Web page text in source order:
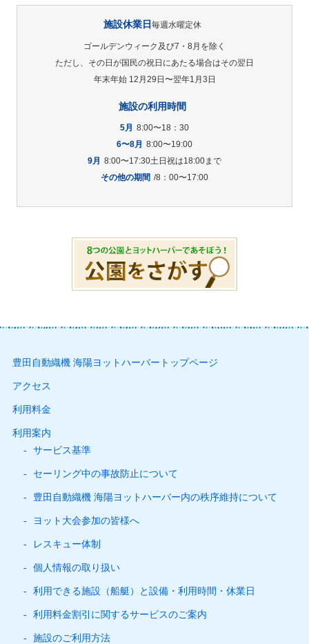
施設休業日毎週水曜定休
ゴールデンウィーク及び7・8月を除く
ただし、その日が国民の祝日にあたる場合はその翌日
年末年始 12月29日〜翌年1月3日
施設の利用時間
5月 8:00〜18：30
6〜8月 8:00〜19:00
9月 8:00〜17:30土日祝は18:00まで
その他の期間 /8：00〜17:00
豊田自動織機 海陽ヨットハーバートップページ
アクセス
利用料金
利用案内
サービス基準
セーリング中の事故防止について
豊田自動織機 海陽ヨットハーバー内の秩序維持について
ヨット大会参加の皆様へ
レスキュー体制
個人情報の取り扱い
利用できる施設（船艇）と設備・利用時間・休業日
利用料金割引に関するサービスのご案内
施設のご利用方法